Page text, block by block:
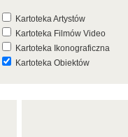
Kartoteka Artystów
Kartoteka Filmów Video
Kartoteka Ikonograficzna
Kartoteka Obiektów